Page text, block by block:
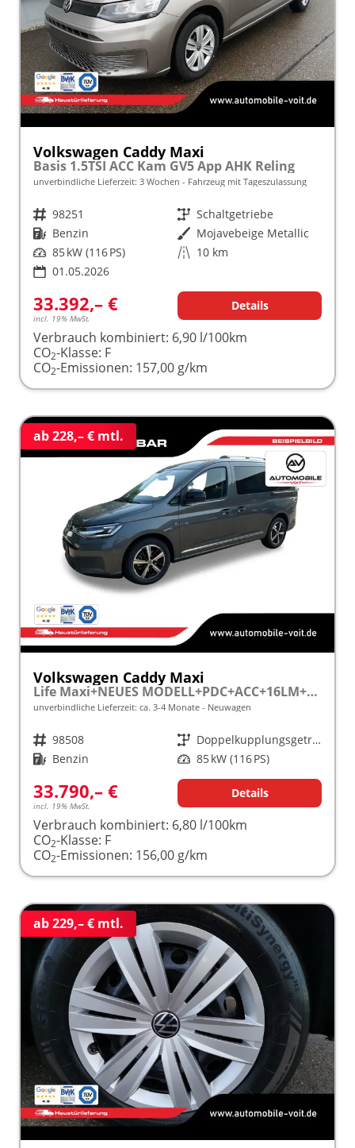
Volkswagen Caddy Maxi
Basis 1.5TSI ACC Kam GV5 App AHK Reling
unverbindliche Lieferzeit: 3 Wochen Fahrzeug mit Tageszulassung
Fahrzeugnr. 98251 Getriebe Schaltgetriebe
Kraftstoff Benzin Außenfarbe Mojavebeige Metallic
Leistung 85 kW (116 PS) Kilometerstand 10 km
01.05.2026
33.392,– €
incl. 19% MwSt.
Details
Verbrauch kombiniert: 6,90 l/100km
CO2-Klasse: F
CO2-Emissionen: 157,00 g/km
ab 228,– € mtl.
Volkswagen Caddy Maxi
Life Maxi+NEUES MODELL+PDC+ACC+16LM+LANE ASSIST
unverbindliche Lieferzeit: ca. 3-4 Monate Neuwagen
Fahrzeugnr. 98508 Getriebe
Doppelkupplungsgetriebe (DSG)
Kraftstoff Benzin Leistung 85 kW (116 PS)
33.790,– €
incl. 19% MwSt.
Details
Verbrauch kombiniert: 6,80 l/100km
CO2-Klasse: F
CO2-Emissionen: 156,00 g/km
ab 229,– € mtl.